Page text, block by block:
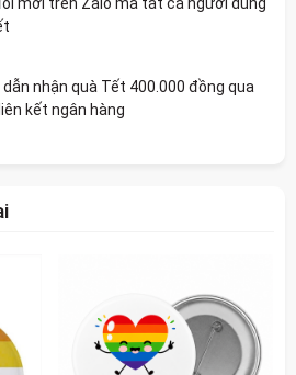
dẫn nhận quà Tết 400.000 đồng qua
kết ngân hàng